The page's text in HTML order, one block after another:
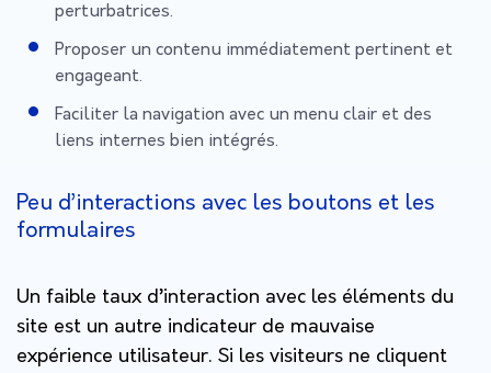
perturbatrices.
Proposer un contenu immédiatement pertinent et
engageant.
Faciliter la navigation avec un menu clair et des
liens internes bien intégrés.
Peu d’interactions avec les boutons et les
formulaires
Un faible taux d’interaction avec les éléments du
site est un autre indicateur de mauvaise
expérience utilisateur. Si les visiteurs ne cliquent